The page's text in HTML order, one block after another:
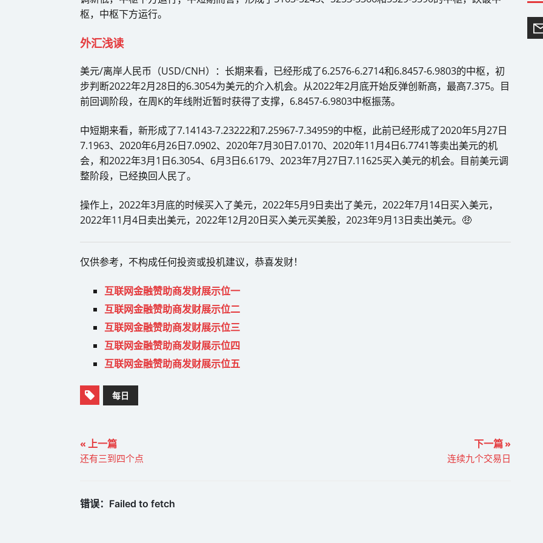
枢，中枢下方运行。
外汇浅读
美元/离岸人民币（USD/CNH）：长期来看，已经形成了6.2576-6.2714和6.8457-6.9803的中枢，初
步判断2022年2月28日的6.3054为美元的介入机会。从2022年2月底开始反弹创新高，最高7.375。目
前回调阶段，在周K的年线附近暂时获得了支撑，6.8457-6.9803中枢振荡。
中短期来看，新形成了7.14143-7.23222和7.25967-7.34959的中枢，此前已经形成了2020年5月27日
7.1963、2020年6月26日7.0902、2020年7月30日7.0170、2020年11月4日6.7741等卖出美元的机
会，和2022年3月1日6.3054、6月3日6.6179、2023年7月27日7.11625买入美元的机会。目前美元调
整阶段，已经换回人民了。
操作上，2022年3月底的时候买入了美元，2022年5月9日卖出了美元，2022年7月14日买入美元，
2022年11月4日卖出美元，2022年12月20日买入美元买美股，2023年9月13日卖出美元。🤑
仅供参考，不构成任何投资或投机建议，恭喜发财！
互联网金融赞助商发财展示位一
互联网金融赞助商发财展示位二
互联网金融赞助商发财展示位三
互联网金融赞助商发财展示位四
互联网金融赞助商发财展示位五
每日
« 上一篇
还有三到四个点
下一篇 »
连续九个交易日